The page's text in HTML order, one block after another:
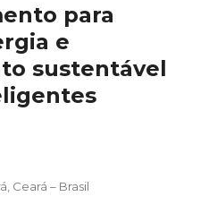
para
e
sustentável
Ceará – Brasil